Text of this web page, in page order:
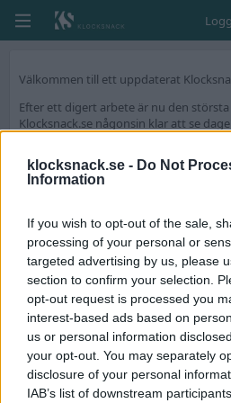
klocksnack.se - Do Not
Information
If you wish to opt-out of the sale,
processing of your personal or
targeted advertising by us, please
section to confirm your selection.
opt-out request is processed you
interest-based ads based on
us or personal information
your opt-out. You may separately
disclosure of your personal
IAB’s list of downstream
Välkommen till ett uppdaterat
Efter ett digert arbete är nu den
Klocksnack.se någonsin klar att se
allt fyllt med nya funktioner.
Vi har skapat en tråd på
Tack för att ni är med och skapar
/Hook & Leben
Taggar
rek
Postnords villkor
En riktigt trist tråd, men
någon från att göra bort sig